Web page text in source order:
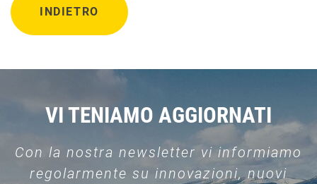
INDIETRO
VI TENIAMO AGGIORNATI
Con la nostra newsletter vi informiamo
regolarmente su innovazioni, nuovi